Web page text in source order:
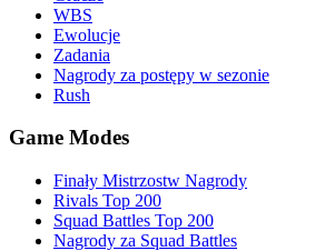
WBS
Ewolucje
Zadania
Nagrody za postępy w sezonie
Rush
Game Modes
Finały Mistrzostw Nagrody
Rivals Top 200
Squad Battles Top 200
Nagrody za Squad Battles